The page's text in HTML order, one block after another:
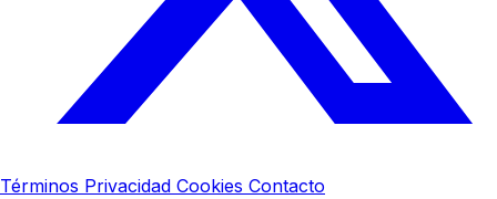
Términos Privacidad Cookies Contacto